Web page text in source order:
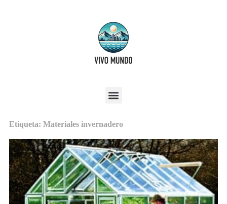
Etiqueta: Materiales invernadero